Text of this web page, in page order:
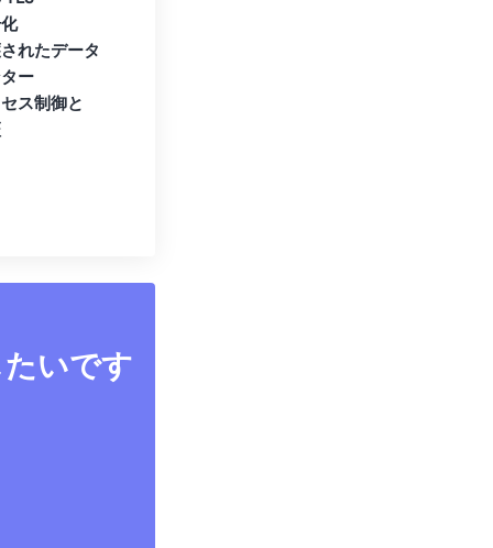
れたデータ
ー
ス制御と
いです